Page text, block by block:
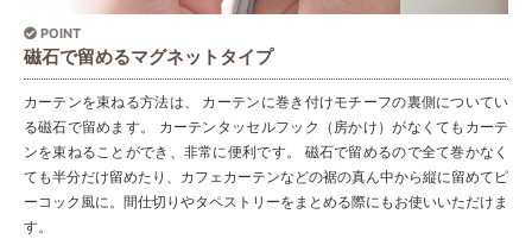
POINT
磁石で留めるマグネットタイプ
カーテンを束ねる方法は、 カーテンに巻き付けモチーフの裏側についてい
る磁石で留めます。 カーテンタッセルフック（房かけ）がなくてもカーテ
ンを束ねることができ、非常に便利です。 磁石で留めるので全て巻かなく
ても半分だけ留めたり、カフェカーテンなどの裾の真ん中から縦に留めてピ
ーコック風に。間仕切りやタペストリーをまとめる際にもお使いいただけま
す。